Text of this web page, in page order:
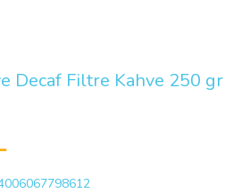
Decaf Filtre Kahve 250 gr